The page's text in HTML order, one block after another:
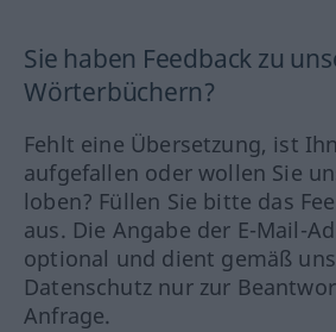
Sie haben Feedback zu
Wörterbüchern?
Fehlt eine Übersetzung, ist
aufgefallen oder wollen Sie
loben? Füllen Sie bitte das
aus. Die Angabe der E-Mail-
optional und dient gemäß
Datenschutz nur zur
Anfrage.